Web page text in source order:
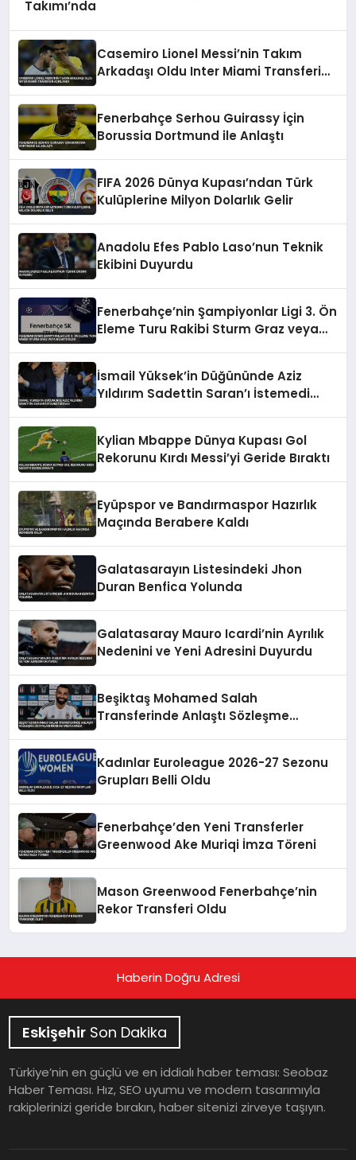
Takımı’nda
Casemiro Lionel Messi’nin Takım
Arkadaşı Oldu Inter Miami Transferi
Fenerbahçe Serhou Guirassy İçin
Borussia Dortmund ile Anlaştı
FIFA 2026 Dünya Kupası’ndan Türk
Kulüplerine Milyon Dolarlık Gelir
Anadolu Efes Pablo Laso’nun Teknik
Ekibini Duyurdu
Fenerbahçe’nin Şampiyonlar Ligi 3. Ön
Eleme Turu Rakibi Sturm Graz veya
İsmail Yüksek’in Düğününde Aziz
Yıldırım Sadettin Saran’ı İstemedi
Kylian Mbappe Dünya Kupası Gol
Rekorunu Kırdı Messi’yi Geride Bıraktı
Eyüpspor ve Bandırmaspor Hazırlık
Maçında Berabere Kaldı
Galatasarayın Listesindeki Jhon
Duran Benfica Yolunda
Galatasaray Mauro Icardi’nin Ayrılık
Nedenini ve Yeni Adresini Duyurdu
Beşiktaş Mohamed Salah
Transferinde Anlaştı Sözleşme
Kadınlar Euroleague 2026-27 Sezonu
Grupları Belli Oldu
Fenerbahçe’den Yeni Transferler
Greenwood Ake Muriqi İmza Töreni
Mason Greenwood Fenerbahçe’nin
Rekor Transferi Oldu
Haberin Doğru Adresi
Eskişehir Son Dakika
Türkiye’nin en güçlü ve en iddialı haber teması: Seobaz
Haber Teması. Hız, SEO uyumu ve modern tasarımıyla
rakiplerinizi geride bırakın, haber sitenizi zirveye taşıyın.